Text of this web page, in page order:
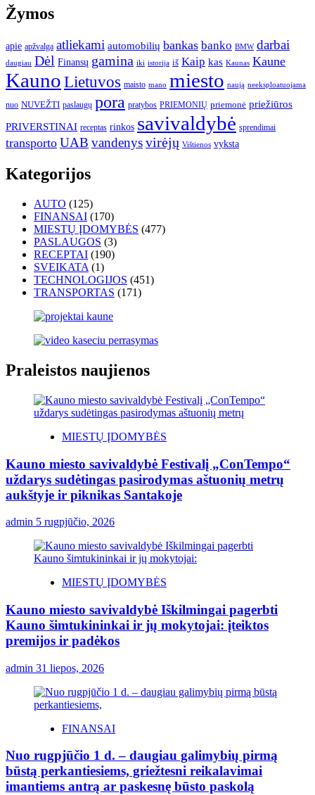
Žymos
apie apžvalga atliekami automobilių bankas banko BMW darbai
daugiau Dėl Finansų gamina iki istorija iš Kaip kas Kaunas Kaune
KaunoLietuvos maisto mano miesto naują neeksploatuojama
nuo NUVEŽTI paslaugų pora pratybos PRIEMONIŲ priemonė priežiūros
PRIVERSTINAI receptas rinkos savivaldybė sprendimai
transporto UAB vandenysvirėjų Vištienos vyksta
Kategorijos
AUTO (125)
FINANSAI (170)
MIESTŲ ĮDOMYBĖS (477)
PASLAUGOS (3)
RECEPTAI (190)
SVEIKATA (1)
TECHNOLOGIJOS (451)
TRANSPORTAS (171)
Praleistos naujienos
MIESTŲ ĮDOMYBĖS
Kauno miesto savivaldybė Festivalį „ConTempo“
uždarys sudėtingas pasirodymas aštuonių metrų
aukštyje ir piknikas Santakoje
admin 5 rugpjūčio, 2026
MIESTŲ ĮDOMYBĖS
Kauno miesto savivaldybė Iškilmingai pagerbti
Kauno šimtukininkai ir jų mokytojai: įteiktos
premijos ir padėkos
admin 31 liepos, 2026
FINANSAI
Nuo rugpjūčio 1 d. – daugiau galimybių pirmą
būstą perkantiesiems, griežtesni reikalavimai
imantiems antrą ar paskesnę būsto paskolą